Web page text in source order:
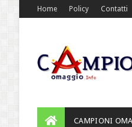
Home Policy Contatti
CAMPIONI